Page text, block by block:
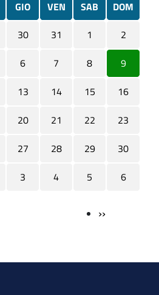
GIO VEN SAB
DOM
30 31 1
2
6 7 8
9
13 14 15
16
20 21 22
23
27 28 29
30
3 4 5 6
Paginazione ››